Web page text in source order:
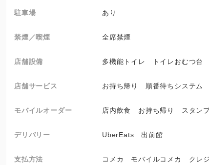
駐車場 あり
禁煙／喫煙 全席禁煙
店舗設備 多機能トイレ トイレおむつ台
店舗サービス お持ち帰り 順番待ちシステム
モバイルオーダー 店内飲食 お持ち帰り スタン
デリバリー UberEats 出前館
支払方法 コメカ モバイルコメカ クレ